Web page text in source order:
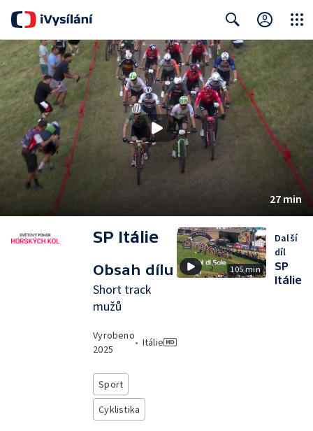
Search
27 min
SP Itálie
Obsah dílu
Short track
mužů
Vyrobeno
2025
• Itálie
Sport
Cyklistika
105 min
Další
díl
SP
Itálie